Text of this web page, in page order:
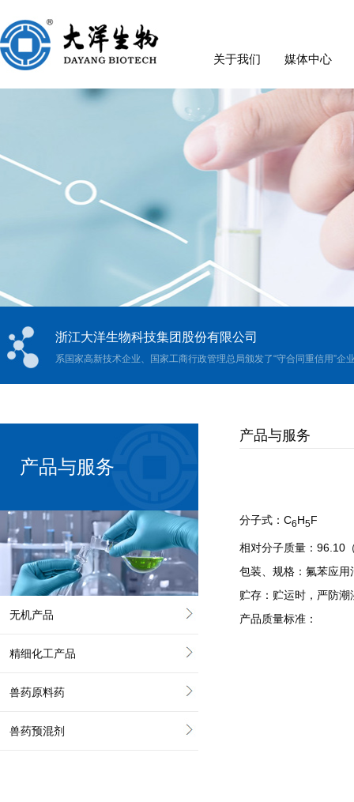
关于我们 媒体中心
浙江大洋生物科技集团股份有限公司
系国家高新技术企业、国家工商行政管理总局颁发了“守合同重信用”企
产品与服务
无机产品
精细化工产品
兽药原料药
兽药预混剂
产品与服务
分子式：C6H5F
相对分子质量：96.10
包装、规格：氟苯应
贮存：贮运时，严防
产品质量标准：